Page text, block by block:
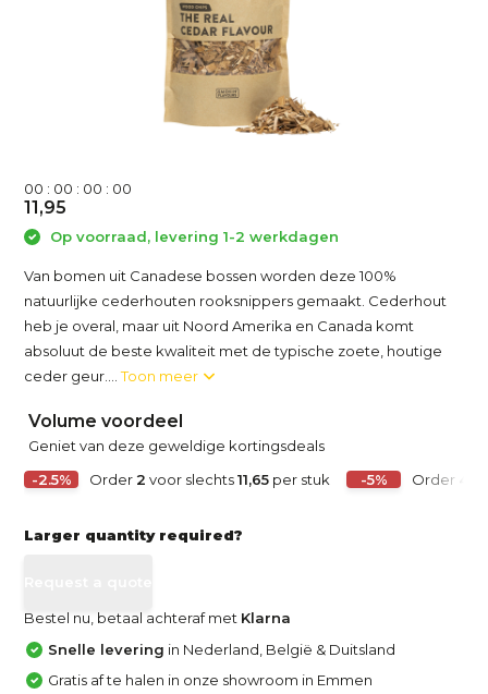
00 : 00 : 00 : 00
11,95
Op voorraad, levering 1-2 werkdagen
Van bomen uit Canadese bossen worden deze 100%
natuurlijke cederhouten rooksnippers gemaakt. Cederhout
heb je overal, maar uit Noord Amerika en Canada komt
absoluut de beste kwaliteit met de typische zoete, houtige
ceder geur....Toon meer
Volume voordeel
Geniet van deze geweldige kortingsdeals
-2.5%
Order 2 voor slechts11,65 per stuk -5% Order
Larger quantity required?
Bestel nu, betaal achteraf met Klarna
Snelle levering in Nederland, België & Duitsland
Gratis af te halen in onze showroom in Emmen